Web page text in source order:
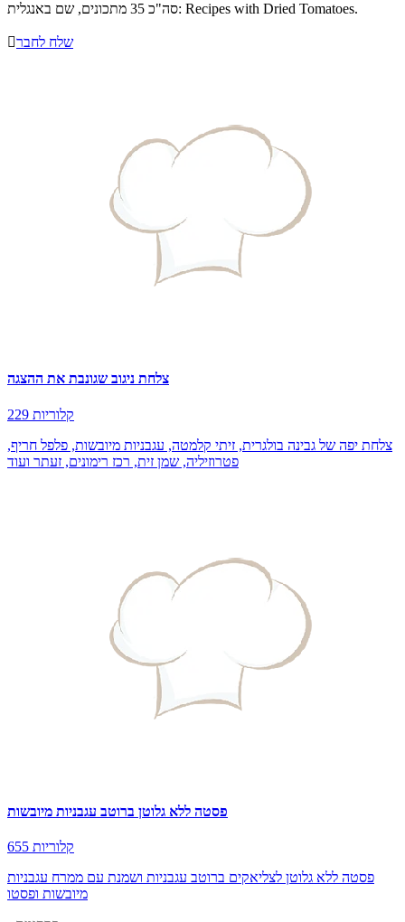
סה"כ 35 מתכונים, שם באנגלית: Recipes with Dried Tomatoes.
שלח לחבר
צלחת ניגוב שגונבת את ההצגה
229 קלוריות
צלחת יפה של גבינה בולגרית, זיתי קלמטה, עגבניות מיובשות, פלפל חריף,
פטרוזיליה, שמן זית, רכז רימונים, זעתר ועוד
פסטה ללא גלוטן ברוטב עגבניות מיובשות
655 קלוריות
פסטה ללא גלוטן לצליאקים ברוטב עגבניות ושמנת עם ממרח עגבניות
מיובשות ופסטו